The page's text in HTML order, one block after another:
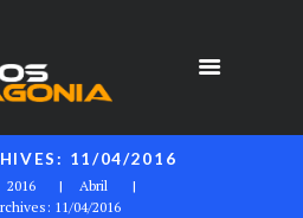
11/04/2016
2016
Abril
11/04/2016